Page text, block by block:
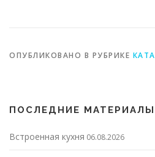
ОПУБЛИКОВАНО В РУБРИКЕ
ПОСЛЕДНИЕ МАТЕРИАЛЫ
Встроенная кухня 06.08.2026